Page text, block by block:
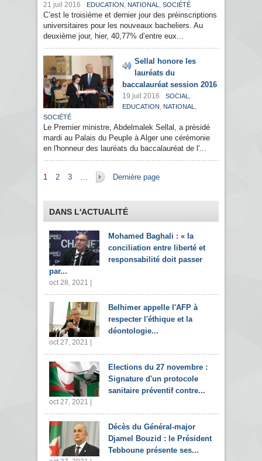
21 juil 2016 EDUCATION , NATIONAL , SOCIÉTÉ
C’est le troisième et dernier jour des préinscriptions
universitaires pour les nouveaux bacheliers. Au
deuxième jour, hier, 40,77% d’entre eux...
Sellal honore les
lauréats du
baccalauréat session 2016
19 juil 2016 SOCIAL ,
EDUCATION , NATIONAL ,
SOCIÉTÉ
Le Premier ministre, Abdelmalek Sellal, a présidé
mardi au Palais du Peuple à Alger une cérémonie
en l'honneur des lauréats du baccalauréat de l'...
Pages
1 2 3 … Dernière page
DANS L'ACTUALITÉ
Mohamed Baghali : « la
conciliation entre liberté et
responsabilité doit passer
par...
oct 28, 2021 |
Belhimer appelle l'AFP à
respecter l'éthique et la
déontologie...
oct 27, 2021 |
Elections du 27 novembre :
Signature d'un protocole
sanitaire préventif contre...
oct 27, 2021 |
Décès du Général-major
Djamel Bouzid : le Président
Tebboune présente ses...